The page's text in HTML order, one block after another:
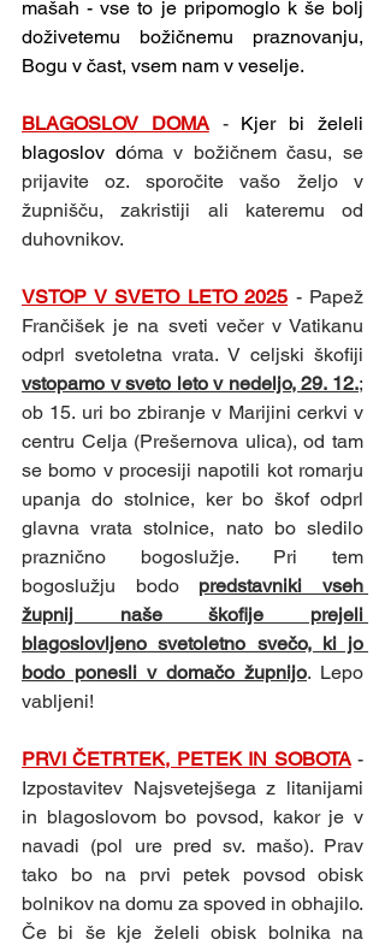
mašah - vse to je pripomoglo k še bolj
doživetemu božičnemu praznovanju,
Bogu v čast, vsem nam v veselje.
BLAGOSLOV DOMA - Kjer bi želeli
blagoslov dóma v božičnem času, se
prijavite oz. sporočite vašo željo v
župnišču, zakristiji ali kateremu od
duhovnikov.
VSTOP V SVETO LETO 2025 - Papež
Frančišek je na sveti večer v Vatikanu
vstopamo v sveto leto v nedeljo, 29. 12.;
ob 15. uri bo zbiranje v Marijini cerkvi v
centru Celja (Prešernova ulica), od tam
se bomo v procesiji napotili kot romarju
upanja do stolnice, ker bo škof odprl
glavna vrata stolnice, nato bo sledilo
praznično bogoslužje. Pri tem
bogoslužju bodo predstavniki vseh
župnij naše škofije prejeli
blagoslovljeno svetoletno svečo, ki jo
bodo ponesli v domačo župnijo. Lepo
vabljeni!
PRVI ČETRTEK, PETEK IN SOBOTA -
Izpostavitev Najsvetejšega z litanijami
in blagoslovom bo povsod, kakor je v
navadi (pol ure pred sv. mašo). Prav
tako bo na prvi petek povsod obisk
bolnikov na domu za spoved in obhajilo.
Če bi še kje želeli obisk bolnika na